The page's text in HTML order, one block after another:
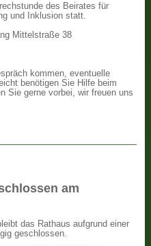
des Beirates für
und Inklusion statt.
Mittelstraße 38
kommen, eventuelle
benötigen Sie Hilfe beim
Sie gerne vorbei, wir freuen uns
am
das Rathaus aufgrund einer
geschlossen.